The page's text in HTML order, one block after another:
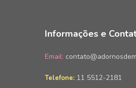
Informações e
Email:
Telefone: 11 5512-2181